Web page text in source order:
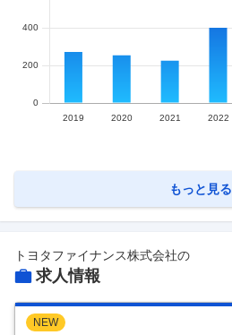
もっと見る
トヨタファイナンス株式会社の
求人情報
NEW